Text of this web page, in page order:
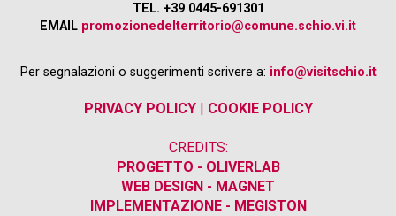
TEL. +39 0445-691301
EMAIL promozionedelterritorio@comune.schio.vi.it
Per segnalazioni o suggerimenti scrivere a: info@visitschio.it
PRIVACY POLICY| COOKIE POLICY
CREDITS:
PROGETTO - OLIVERLAB
WEB DESIGN - MAGNET
IMPLEMENTAZIONE - MEGISTON